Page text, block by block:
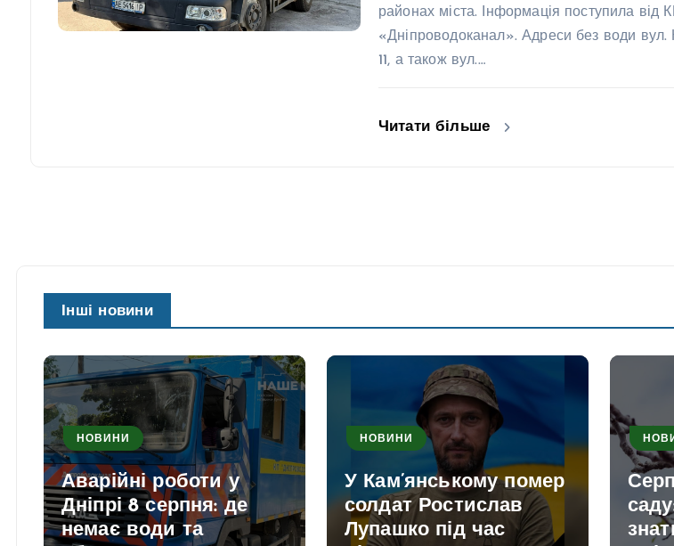
районах міста. Інформація поступила від
«Дніпроводоканал». Адреси без води вул.
11, а також вул.…
Читати більше
Інші новини
НОВИНИ
Аварійні роботи у
Дніпрі 8 серпня: де
немає води та
НОВИНИ
У Кам’янському помер
солдат Ростислав
Лупашко під час